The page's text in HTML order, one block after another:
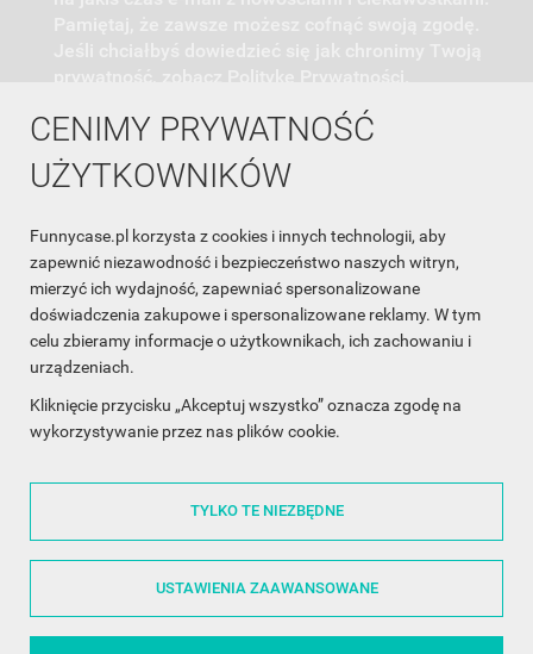
CENIMY PRYWATNOŚĆ
UŻYTKOWNIKÓW
Funnycase.pl korzysta z cookies i innych technologii, aby
zapewnić niezawodność i bezpieczeństwo naszych witryn,
mierzyć ich wydajność, zapewniać spersonalizowane
doświadczenia zakupowe i spersonalizowane reklamy. W tym
celu zbieramy informacje o użytkownikach, ich zachowaniu i
urządzeniach.
Kliknięcie przycisku „Akceptuj wszystko” oznacza zgodę na
wykorzystywanie przez nas plików cookie.
TYLKO TE NIEZBĘDNE
USTAWIENIA ZAAWANSOWANE
INFORMACJA O SKLEPIE
INFORMACJE
OBSŁUGA KLIENTA
WSPÓŁPRACA
ŚLEDŹ NAS NA FACEBOOKU
Made with❤in Poland